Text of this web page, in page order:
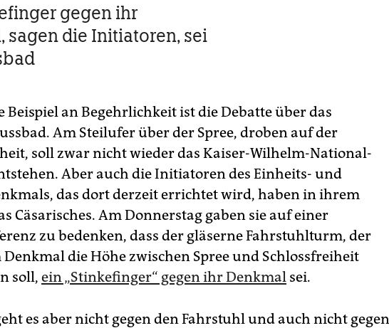
gegen ihr
sagen die Initiatoren, sei
Beispiel an Begehrlichkeit ist die Debatte über das
Am Steilufer über der Spree, droben auf der
soll zwar nicht wieder das Kaiser-Wilhelm-­Na­tio­nal­
Aber auch die Initiatoren des Einheits- und
das dort derzeit errichtet wird, haben in ihrem
Cäsarisches. Am Donnerstag gaben sie auf einer
zu bedenken, dass der gläserne Fahrstuhlturm, der
Denkmal die Höhe zwischen Spree und Schlossfreiheit
soll, ein „Stinkefinger“ gegen ihr Denkmal sei.
es aber nicht gegen den Fahrstuhl und auch nicht gegen